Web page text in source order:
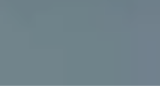
ĐÁP